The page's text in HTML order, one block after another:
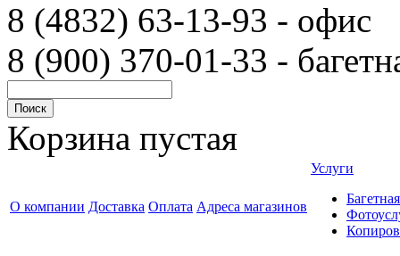
8 (4832) 63-13-93 - офис
8 (900) 370-01-33 -
Корзина пустая
О компании Доставка Оплата Адреса магазинов
Услуги